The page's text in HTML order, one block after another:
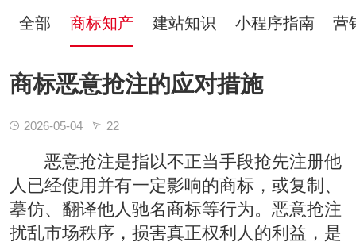
全部 商标知产 建站知识 小程序指南 营
商标恶意抢注的应对措施
2026-05-04 22
恶意抢注是指以不正当手段抢先注册他
人已经使用并有一定影响的商标，或复制、
摹仿、翻译他人驰名商标等行为。恶意抢注
扰乱市场秩序，损害真正权利人的利益，是